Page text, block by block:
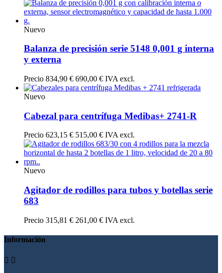
Nuevo
Balanza de precisión serie 5148 0,001 g interna
y externa
Precio 834,90 € 690,00 € IVA excl.
Nuevo
Cabezal para centrífuga Medibas+ 2741-R
Precio 623,15 € 515,00 € IVA excl.
Nuevo
Agitador de rodillos para tubos y botellas serie
683
Precio 315,81 € 261,00 € IVA excl.
Información
 